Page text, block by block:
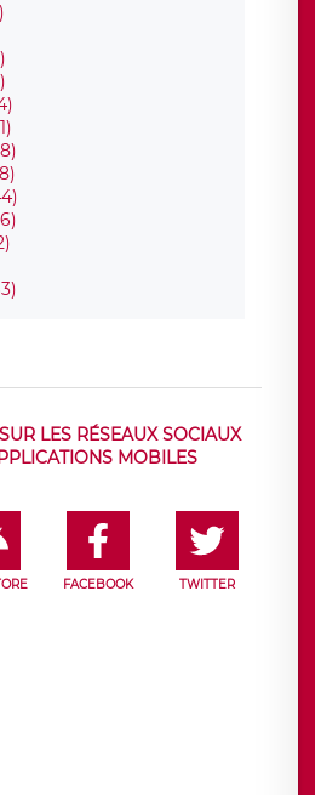
LES RÉSEAUX SOCIAUX
MOBILES
FACEBOOK TWITTER